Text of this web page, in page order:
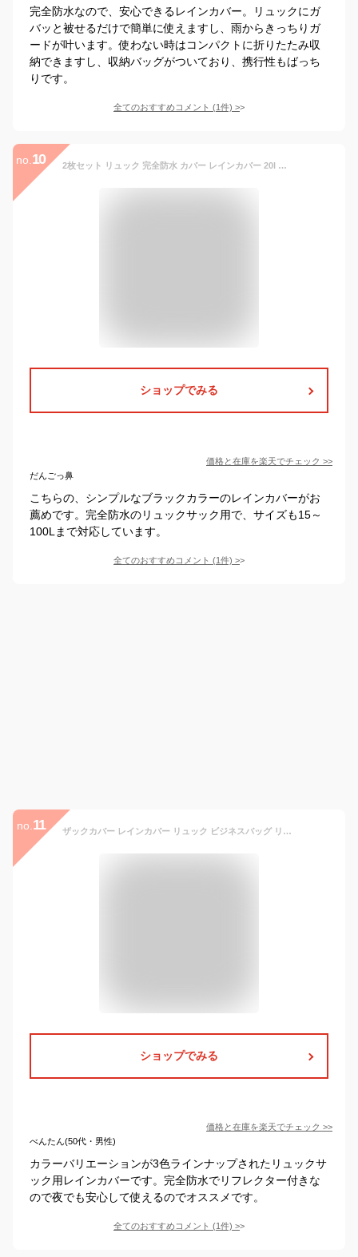
完全防水なので、安心できるレインカバー。リュックにガ
バッと被せるだけで簡単に使えますし、雨からきっちりガ
ードが叶います。使わない時はコンパクトに折りたたみ収
納できますし、収納バッグがついており、携行性もばっち
りです。
全てのおすすめコメント (1件) >
no. 10 2枚セット リュック 完全防水 カバー レインカバー 20l 防水 リュックサック 28l リュックカバー 雨よけ 登山 ザックカバー 15～100L対応可能 20l 通学 通勤 アウトドア 自転車 レインカバー バックパック リュック
ショップでみる
価格と在庫を楽天でチェック >>
だんごっ鼻
こちらの、シンプルなブラックカラーのレインカバーがお
薦めです。完全防水のリュックサック用で、サイズも15～
100Lまで対応しています。
全てのおすすめコメント (1件) >
no. 11 ザックカバー レインカバー リュック ビジネスバッグ リュックカバー ランドセルカバー 完全防水 防水 撥水 通勤 通学 登山 反射材 自転車 雨よけ 計量 防災 バックパックカバー アウトドア 20L 25l 35L 40L 45l シンプル バッグ用レインカバー バイク
ショップでみる
価格と在庫を楽天でチェック >>
べんたん(50代・男性)
カラーバリエーションが3色ラインナップされたリュックサ
ック用レインカバーです。完全防水でリフレクター付きな
ので夜でも安心して使えるのでオススメです。
全てのおすすめコメント (1件) >